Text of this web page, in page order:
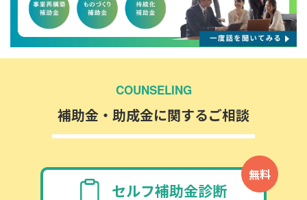
COUNSELING
補助金・助成金に関するご相談
無料
セルフ補助金診断